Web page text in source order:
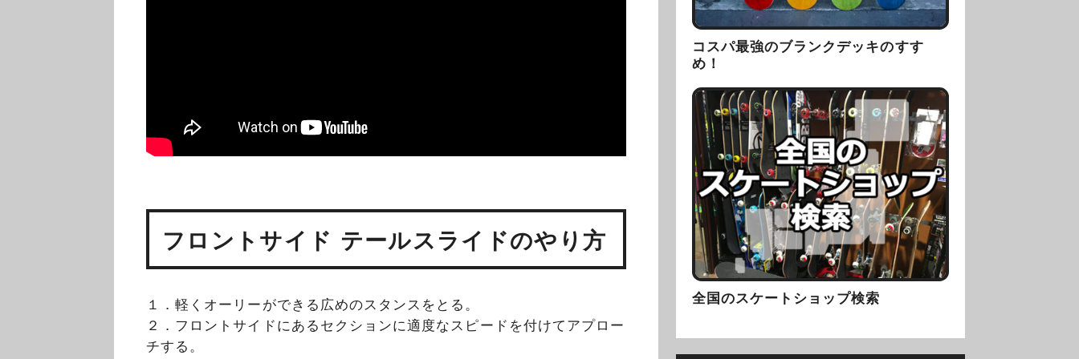
フロントサイド テールスライドのやり方
１．軽くオーリーができる広めのスタンスをとる。
２．フロントサイドにあるセクションに適度なスピードを付けてアプロー
チする。
コスパ最強のブランクデッキのすす
め！
全国のスケートショップ検索